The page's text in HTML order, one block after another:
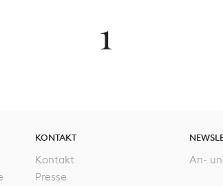
1
KONTAKT
Kontakt
Presse
An-